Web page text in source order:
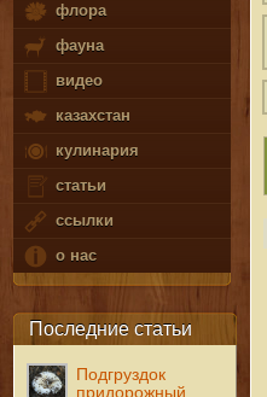
флора
фауна
видео
казахстан
кулинария
статьи
ссылки
о нас
Последние статьи
Подгруздок
придорожный